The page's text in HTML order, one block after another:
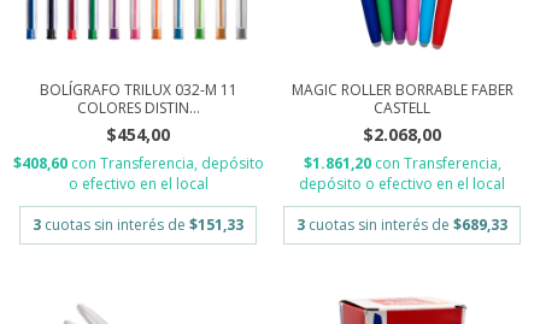
BOLÍGRAFO TRILUX 032-M 11
COLORES DISTIN...
$454,00
$408,60 con Transferencia, depósito
o efectivo en el local
3 cuotas sin interés de $151,33
MAGIC ROLLER BORRABLE FABER
CASTELL
$2.068,00
$1.861,20 con Transferencia,
depósito o efectivo en el local
3 cuotas sin interés de $689,33